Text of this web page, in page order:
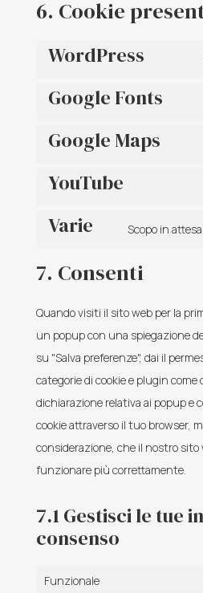
6. Cookie
WordPress
Google Fonts
Google Maps
YouTube
Varie Scopo in
7. Consenti
Quando visiti il sito web per la
un popup con una spiegazione
su "Salva preferenze", dai il
categorie di cookie e plugin
dichiarazione relativa ai popup e
cookie attraverso il tuo browser,
considerazione, che il nostro
funzionare più correttamente.
7.1 Gestisci le tue
consenso
Funzionale